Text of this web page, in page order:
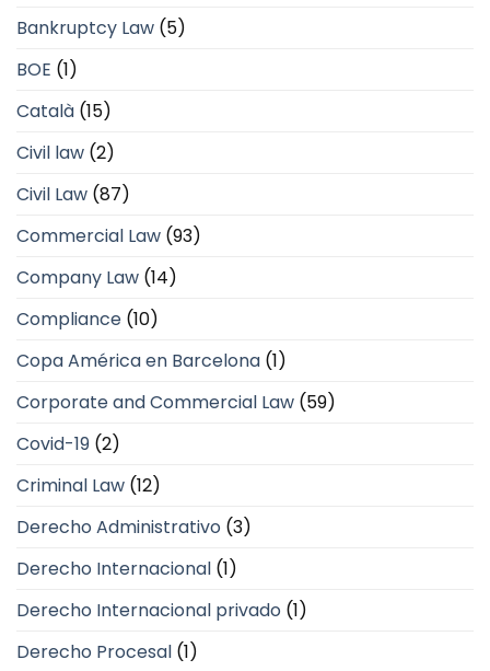
Bankruptcy Law (5)
BOE (1)
Català (15)
Civil law (2)
Civil Law (87)
Commercial Law (93)
Company Law (14)
Compliance (10)
Copa América en Barcelona (1)
Corporate and Commercial Law (59)
Covid-19 (2)
Criminal Law (12)
Derecho Administrativo (3)
Derecho Internacional (1)
Derecho Internacional privado (1)
Derecho Procesal (1)